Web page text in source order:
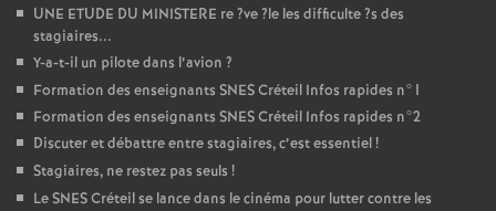
UNE ETUDE DU MINISTERE re?ve?le les difficulte?s des
stagiaires...
Y-a-t-il un pilote dans l’avion ?
Formation des enseignants SNESCréteil Infos rapides n°1
Formation des enseignants SNESCréteil Infos rapides n°2
Discuter et débattre entre stagiaires, c’est essentiel!
Stagiaires, ne restez pas seuls !
LeSNESCréteil se lance dans le cinéma pour lutter contre les